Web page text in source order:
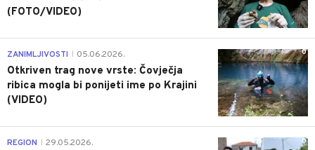
(FOTO/VIDEO)
0
ZANIMLJIVOSTI 05.06.2026.
Otkriven trag nove vrste: Čovječja
ribica mogla bi ponijeti ime po Krajini
(VIDEO)
0
REGION 29.05.2026.